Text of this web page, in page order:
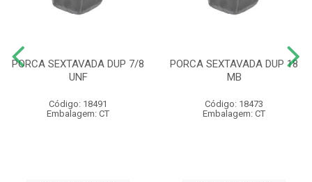
PORCA SEXTAVADA DUP 7/8
UNF
Código: 18491
Embalagem: CT
PORCA SEXTAVADA DUP 18
MB
Código: 18473
Embalagem: CT